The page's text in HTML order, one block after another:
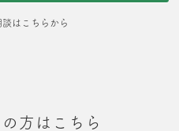
はこちらから
方はこちら